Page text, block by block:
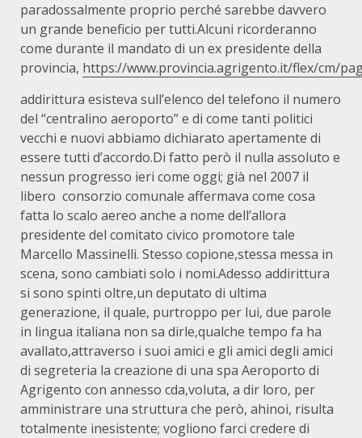
paradossalmente proprio perché sarebbe davvero
un grande beneficio per tutti.Alcuni ricorderanno
come durante il mandato di un ex presidente della
provincia, https://www.provincia.agrigento.it/flex/cm/
addirittura esisteva sull’elenco del telefono il numero
del “centralino aeroporto” e di come tanti politici
vecchi e nuovi abbiamo dichiarato apertamente di
essere tutti d’accordo.Di fatto però il nulla assoluto e
nessun progresso ieri come oggi; già nel 2007 il
libero consorzio comunale affermava come cosa
fatta lo scalo aereo anche a nome dell’allora
presidente del comitato civico promotore tale
Marcello Massinelli. Stesso copione,stessa messa in
scena, sono cambiati solo i nomi.Adesso addirittura
si sono spinti oltre,un deputato di ultima
generazione, il quale, purtroppo per lui, due parole
in lingua italiana non sa dirle,qualche tempo fa ha
avallato,attraverso i suoi amici e gli amici degli amici
di segreteria la creazione di una spa Aeroporto di
Agrigento con annesso cda,voluta, a dir loro, per
amministrare una struttura che però, ahinoi, risulta
totalmente inesistente; vogliono farci credere di